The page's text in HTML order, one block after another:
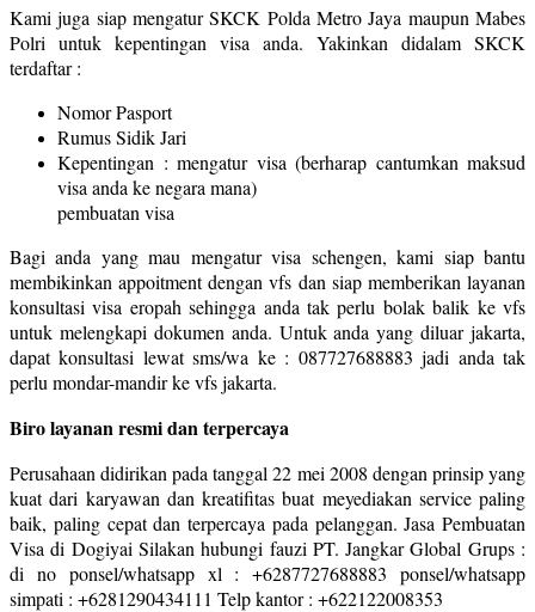
Kami juga siap mengatur SKCK Polda Metro Jaya maupun Mabes
Polri untuk kepentingan visa anda. Yakinkan didalam SKCK
terdaftar :
Nomor Pasport
Rumus Sidik Jari
Kepentingan : mengatur visa (berharap cantumkan maksud
visa anda ke negara mana)
pembuatan visa
Bagi anda yang mau mengatur visa schengen, kami siap bantu
membikinkan appoitment dengan vfs dan siap memberikan layanan
konsultasi visa eropah sehingga anda tak perlu bolak balik ke vfs
untuk melengkapi dokumen anda. Untuk anda yang diluar jakarta,
dapat konsultasi lewat sms/wa ke : 087727688883 jadi anda tak
perlu mondar-mandir ke vfs jakarta.
Biro layanan resmi dan terpercaya
Perusahaan didirikan pada tanggal 22 mei 2008 dengan prinsip yang
kuat dari karyawan dan kreatifitas buat meyediakan service paling
baik, paling cepat dan terpercaya pada pelanggan. Jasa Pembuatan
Visa di Dogiyai Silakan hubungi fauzi PT. Jangkar Global Grups :
di no ponsel/whatsapp xl : +6287727688883 ponsel/whatsapp
simpati : +6281290434111 Telp kantor : +622122008353